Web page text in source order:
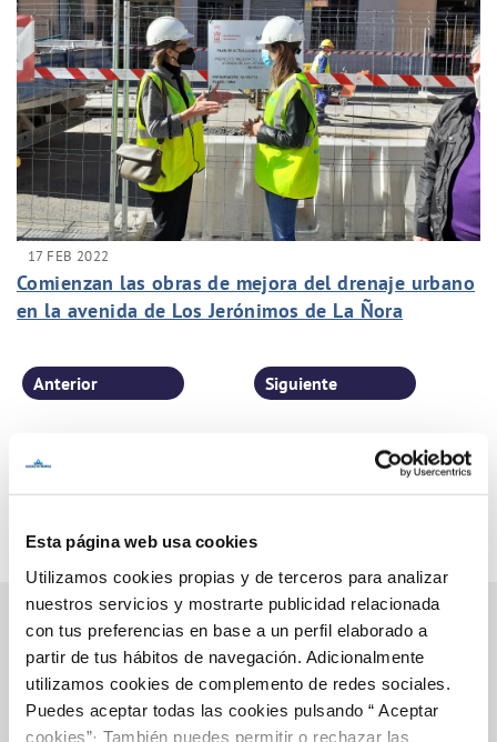
Esta página web usa cookies
Utilizamos cookies propias y de terceros para analizar
nuestros servicios y mostrarte publicidad relacionada
con tus preferencias en base a un perfil elaborado a
partir de tus hábitos de navegación. Adicionalmente
utilizamos cookies de complemento de redes sociales.
Puedes aceptar todas las cookies pulsando “ Aceptar
cookies”· También puedes permitir o rechazar las
17 FEB 2022
Comienzan las obras de mejora del drenaje urbano
en la avenida de Los Jerónimos de La Ñora
Página 26 de 77
Anterior Siguiente
Inicio